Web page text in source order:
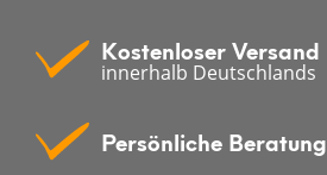
Kostenloser Versand
innerhalb Deutschlands
Persönliche Beratung